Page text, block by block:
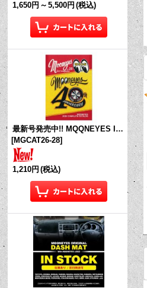
1,650円 ～ 5,500円 (税込)
最新号発売中!! MQQNEYES International Magazine No.28 2026
[MGCAT26-28]
1,210円 (税込)